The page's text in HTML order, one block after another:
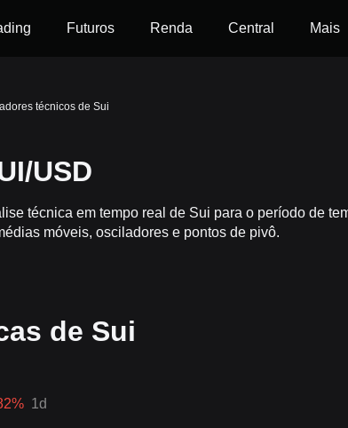
Futuros Renda Central Mais
técnicos de Sui
USD
técnica em tempo real de Sui para o período de
móveis, osciladores e pontos de pivô.
de Sui
% 1d